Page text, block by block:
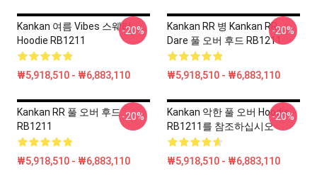
Kankan 여름 Vibes 스웨터
Hoodie RB1211
₩5,918,510 - ₩6,883,110
-20%
Kankan RR 병 Kankan RR
Dare 풀 오버 후드 RB1211
₩5,918,510 - ₩6,883,110
-20%
Kankan RR 풀 오버 후드
RB1211
₩5,918,510 - ₩6,883,110
-20%
Kankan 악한 풀 오버 Hoodie
RB1211를 참조하십시오
₩5,918,510 - ₩6,883,110
-20%